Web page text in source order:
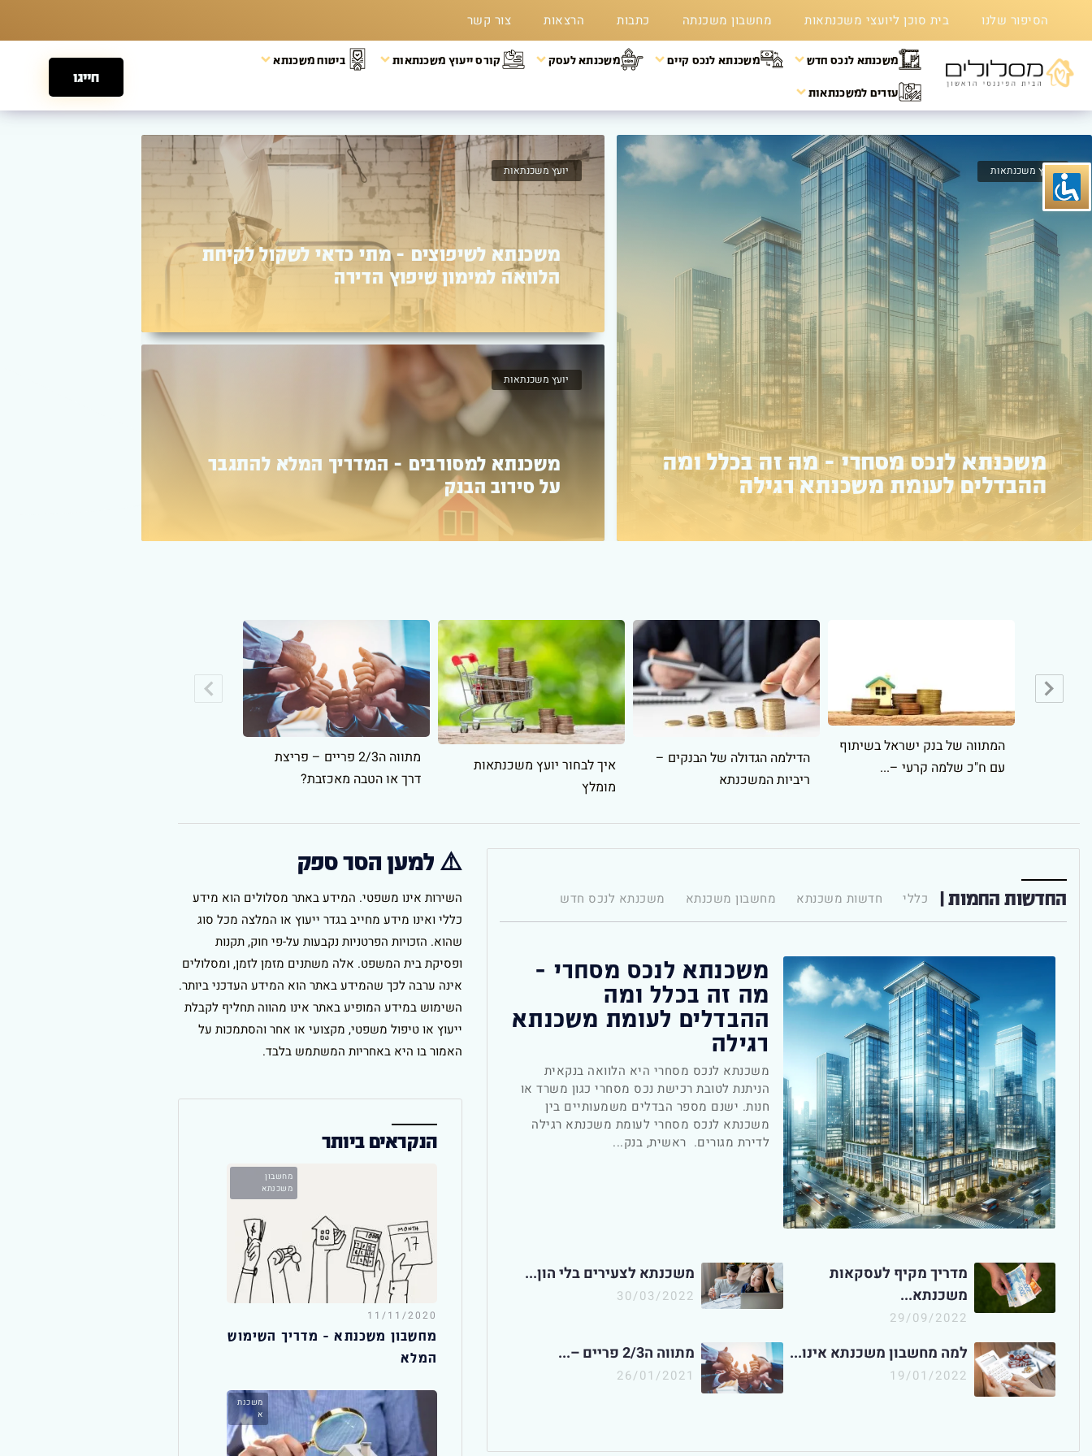
הסיפור שלנו בית סוכן ליועצי משכנתאות מחשבון משכנתה כתבות הרצאות צור קשר
משכנתא לנכס חדש משכנתא לנכס קיים משכנתא לעסק קורס ייעוץ משכנתאות ביטוח משכנתא
עזרים למשכנתאות
חייגו
משכנתא לנכס קיים
גרירת משכנתא – מהי, איך עושים אותה
ולמי היא מתאימה?
משכנתא לנכס קיים
איחוד הלוואות – מה זה? הסבר מלא על
התהליך
משכנתא לנכס קיים
משכנתא הפוכה – מהי ומי יכול לקבל אותה?
המתווה של בנק ישראל בשיתוף
עם ח"כ שלמה קרעי –...
הדילמה הגדולה של הבנקים –
ריביות המשכנתא
איך לבחור יועץ משכנתאות
מומלץ
מתווה ה2/3 פריים – פריצת
דרך או הטבה מאכזבת?
החדשות החמות | כללי חדשות משכנתא מחשבון משכנתא משכנתא לנכס חדש
משכנתא לנכס מסחרי –
מה זה בכלל ומה
ההבדלים לעומת משכנתא
רגילה
משכנתא לנכס מסחרי היא הלוואה בנקאית
הניתנת לטובת רכישת נכס מסחרי כגון משרד או
חנות. ישנם מספר הבדלים משמעותיים בין
משכנתא לנכס מסחרי לעומת משכנתא רגילה
לדירת מגורים. ראשית, בנק...
מדריך מקיף לעסקאות
משכנתא...
29/09/2022
משכנתא לצעירים בלי הון...
30/03/2022
למה מחשבון משכנתא אינו...
19/01/2022
מתווה ה2/3 פריים –...
26/01/2021
⚠️ למען הסר ספק
השירות אינו משפטי. המידע באתר מסלולים הוא מידע
כללי ואינו מידע מחייב בגדר ייעוץ או המלצה מכל סוג
שהוא. הזכויות הפרטניות נקבעות על-פי חוק, תקנות
ופסיקת בית המשפט. אלה משתנים מזמן לזמן, ומסלולים
אינה ערבה לכך שהמידע באתר הוא המידע העדכני ביותר.
השימוש במידע המופיע באתר אינו מהווה תחליף לקבלת
ייעוץ או טיפול משפטי, מקצועי או אחר והסתמכות על
האמור בו היא באחריות המשתמש בלבד.
הנקראים ביותר
מחשבון
משכנתא
11/11/2020
מחשבון משכנתא – מדריך השימוש
המלא
משכנת
א